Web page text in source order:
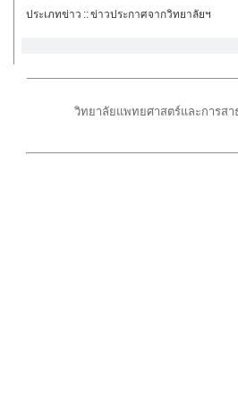
ประเภทข่าว :: ข่าวประกาศจากวิทยาลัยฯ
วิทยาลัยแพทยศาสตร์และการส